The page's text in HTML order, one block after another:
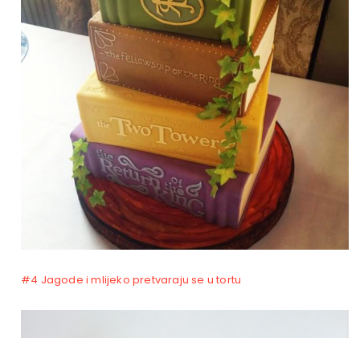
#4 Jagode i mlijeko pretvaraju se u tortu